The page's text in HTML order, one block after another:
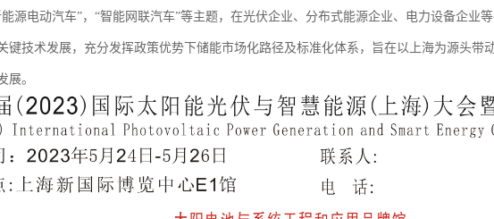
能源电动汽车”，“智能网联汽车”等主题，在光伏企业、分布式能源企业、电力设备企业
键技术发展，充分发挥政策优势下储能市场化路径及标准化体系，旨在以上海为源头带
展。